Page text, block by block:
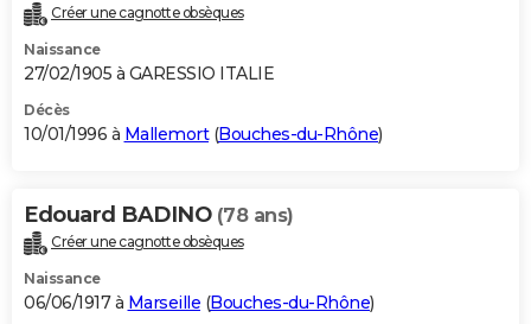
Créer une cagnotte obsèques
Naissance
27/02/1905 à GARESSIO ITALIE
Décès
10/01/1996 à Mallemort(Bouches-du-Rhône)
Edouard BADINO (78 ans)
Créer une cagnotte obsèques
Naissance
06/06/1917 à Marseille (Bouches-du-Rhône)